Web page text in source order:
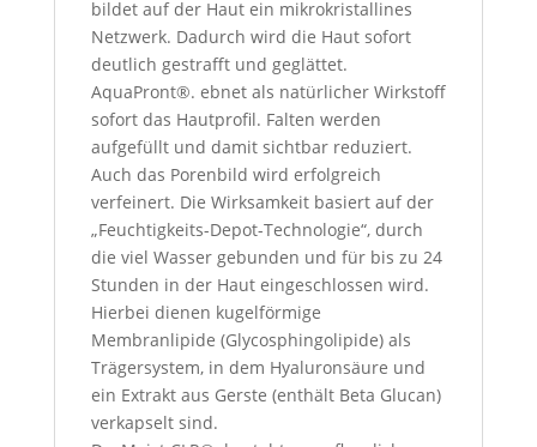
bildet auf der Haut ein mikrokristallines
Netzwerk. Dadurch wird die Haut sofort
deutlich gestrafft und geglättet.
AquaPront®. ebnet als natürlicher Wirkstoff
sofort das Hautprofil. Falten werden
aufgefüllt und damit sichtbar reduziert.
Auch das Porenbild wird erfolgreich
verfeinert. Die Wirksamkeit basiert auf der
„Feuchtigkeits-Depot-Technologie“, durch
die viel Wasser gebunden und für bis zu 24
Stunden in der Haut eingeschlossen wird.
Hierbei dienen kugelförmige
Membranlipide (Glycosphingolipide) als
Trägersystem, in dem Hyaluronsäure und
ein Extrakt aus Gerste (enthält Beta Glucan)
verkapselt sind.